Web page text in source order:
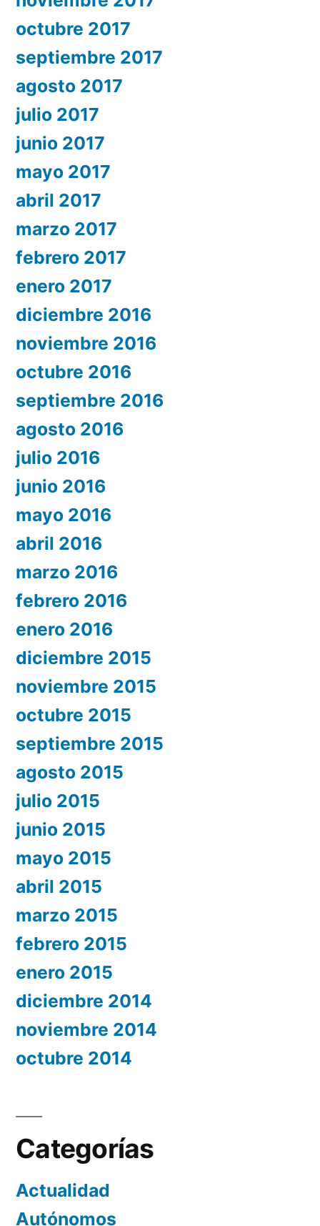
octubre 2017
septiembre 2017
agosto 2017
julio 2017
junio 2017
mayo 2017
abril 2017
marzo 2017
febrero 2017
enero 2017
diciembre 2016
noviembre 2016
octubre 2016
septiembre 2016
agosto 2016
julio 2016
junio 2016
mayo 2016
abril 2016
marzo 2016
febrero 2016
enero 2016
diciembre 2015
noviembre 2015
octubre 2015
septiembre 2015
agosto 2015
julio 2015
junio 2015
mayo 2015
abril 2015
marzo 2015
febrero 2015
enero 2015
diciembre 2014
noviembre 2014
octubre 2014
Categorías
Actualidad
Autónomos